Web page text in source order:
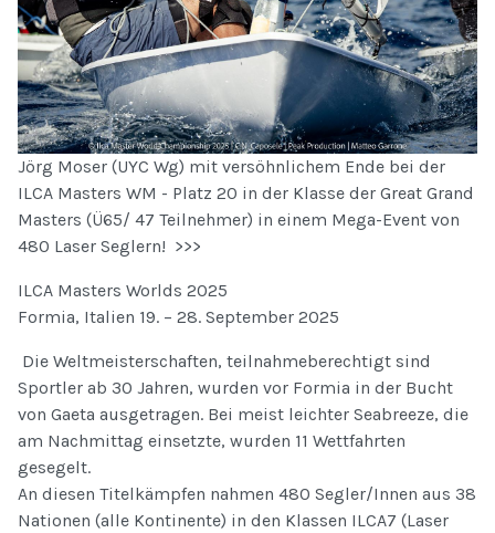
Jörg Moser (UYC Wg) mit versöhnlichem Ende bei der
ILCA Masters WM - Platz 20 in der Klasse der Great Grand
Masters (Ü65/ 47 Teilnehmer) in einem Mega-Event von
480 Laser Seglern! >>>
ILCA Masters Worlds 2025
Formia, Italien 19. – 28. September 2025
Die Weltmeisterschaften, teilnahmeberechtigt sind
Sportler ab 30 Jahren, wurden vor Formia in der Bucht
von Gaeta ausgetragen. Bei meist leichter Seabreeze, die
am Nachmittag einsetzte, wurden 11 Wettfahrten
gesegelt.
An diesen Titelkämpfen nahmen 480 Segler/Innen aus 38
Nationen (alle Kontinente) in den Klassen ILCA7 (Laser